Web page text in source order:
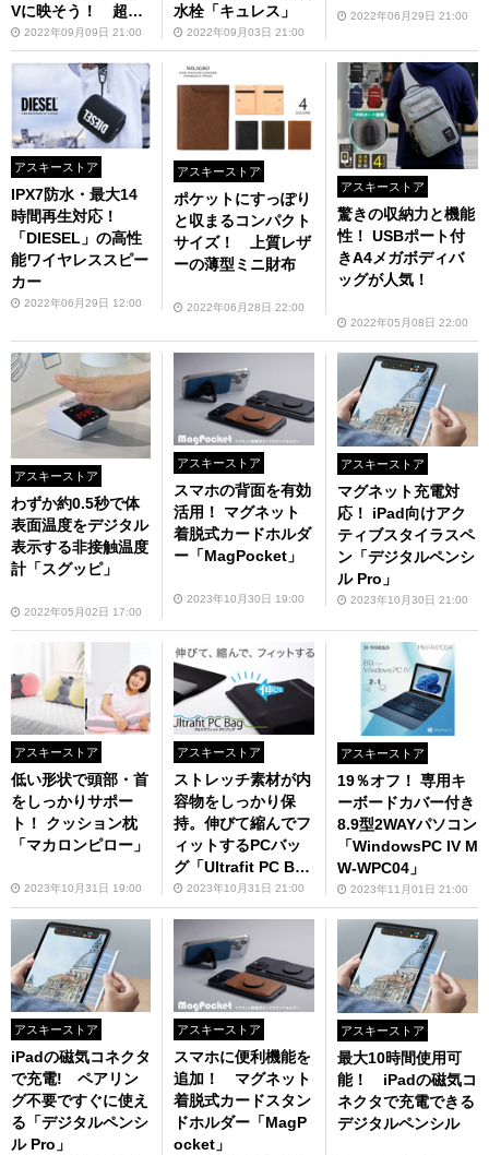
Vに映そう！ 超軽
量コンパクトな「60
Hz対応Type-C to H
DMIミニドック」
2022年09月09日 21:00
水栓「キュレス」
2022年09月03日 21:00
2022年06月29日 21:00
アスキーストア
IPX7防水・最大14
時間再生対応！
「DIESEL」の高性
能ワイヤレススピー
カー
2022年06月29日 12:00
アスキーストア
ポケットにすっぽり
と収まるコンパクト
サイズ！ 上質レザ
ーの薄型ミニ財布
2022年06月28日 22:00
アスキーストア
驚きの収納力と機能
性！ USBポート付
きA4メガボディバ
ッグが人気！
2022年05月08日 22:00
アスキーストア
わずか約0.5秒で体
表面温度をデジタル
表示する非接触温度
計「スグッピ」
2022年05月02日 17:00
アスキーストア
スマホの背面を有効
活用！ マグネット
着脱式カードホルダ
ー「MagPocket」
2023年10月30日 19:00
アスキーストア
マグネット充電対
応！ iPad向けアク
ティブスタイラスペ
ン「デジタルペンシ
ル Pro」
2023年10月30日 21:00
アスキーストア
低い形状で頭部・首
をしっかりサポー
ト！ クッション枕
「マカロンピロー」
2023年10月31日 19:00
アスキーストア
ストレッチ素材が内
容物をしっかり保
持。伸びて縮んでフ
ィットするPCバッ
グ「Ultrafit PC Ba
g」2023年10月31日 21:00
アスキーストア
19％オフ！ 専用キ
ーボードカバー付き
8.9型2WAYパソコン
「WindowsPC IV M
W-WPC04」
2023年11月01日 21:00
アスキーストア
iPadの磁気コネクタ
で充電! ペアリン
グ不要ですぐに使え
る「デジタルペンシ
ル Pro」
アスキーストア
スマホに便利機能を
追加！ マグネット
着脱式カードスタン
ドホルダー「MagP
ocket」
アスキーストア
最大10時間使用可
能！ iPadの磁気コ
ネクタで充電できる
デジタルペンシル